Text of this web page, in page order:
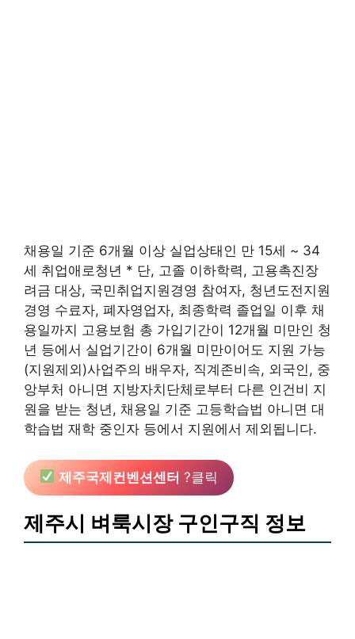
채용일 기준 6개월 이상 실업상태인 만 15세 ~ 34
세 취업애로청년 * 단, 고졸 이하학력, 고용촉진장
려금 대상, 국민취업지원경영 참여자, 청년도전지원
경영 수료자, 폐자영업자, 최종학력 졸업일 이후 채
용일까지 고용보험 총 가입기간이 12개월 미만인 청
년 등에서 실업기간이 6개월 미만이어도 지원 가능
(지원제외)사업주의 배우자, 직계존비속, 외국인, 중
앙부처 아니면 지방자치단체로부터 다른 인건비 지
원을 받는 청년, 채용일 기준 고등학습법 아니면 대
학습법 재학 중인자 등에서 지원에서 제외됩니다.
제주국제컨벤션센터 ?클릭
제주시 벼룩시장 구인구직 정보